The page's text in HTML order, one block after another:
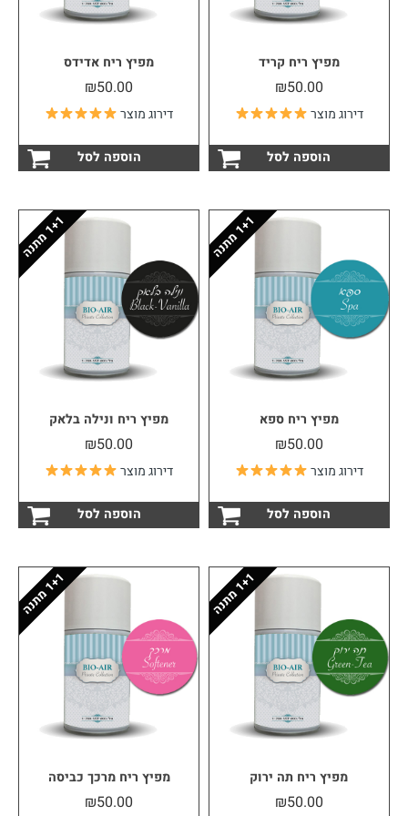
מפיץ ריח קריד
₪50.00
דירוג מוצר
הוספה לסל
מפיץ ריח אדידס
₪50.00
דירוג מוצר
הוספה לסל
1
+
1
מ
ת
נ
ה
מפיץ ריח ספא
₪50.00
דירוג מוצר
הוספה לסל
1
+
1
מ
ת
נ
ה
מפיץ ריח ונילה בלאק
₪50.00
דירוג מוצר
הוספה לסל
1
+
1
מ
ת
נ
ה
מפיץ ריח תה ירוק
₪50.00
1
+
1
מ
ת
נ
ה
מפיץ ריח מרכך כביסה
₪50.00